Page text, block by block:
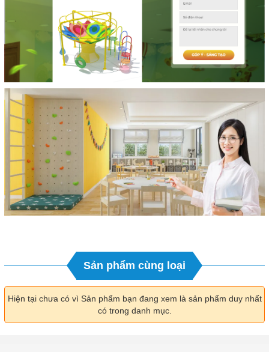
Sản phẩm cùng loại
Hiện tại chưa có vì Sản phẩm bạn đang xem là sản phẩm duy nhất
có trong danh mục.